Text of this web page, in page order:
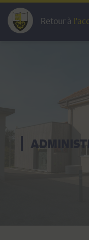
Retour à